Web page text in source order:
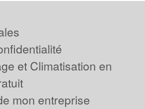
et Climatisation en
mon entreprise